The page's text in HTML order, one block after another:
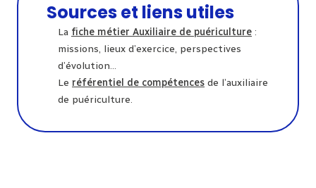
Sources et liens utiles
La fiche métier Auxiliaire de puériculture :
missions, lieux d’exercice, perspectives
d’évolution…
Le référentiel de compétences de l’auxiliaire
de puériculture.